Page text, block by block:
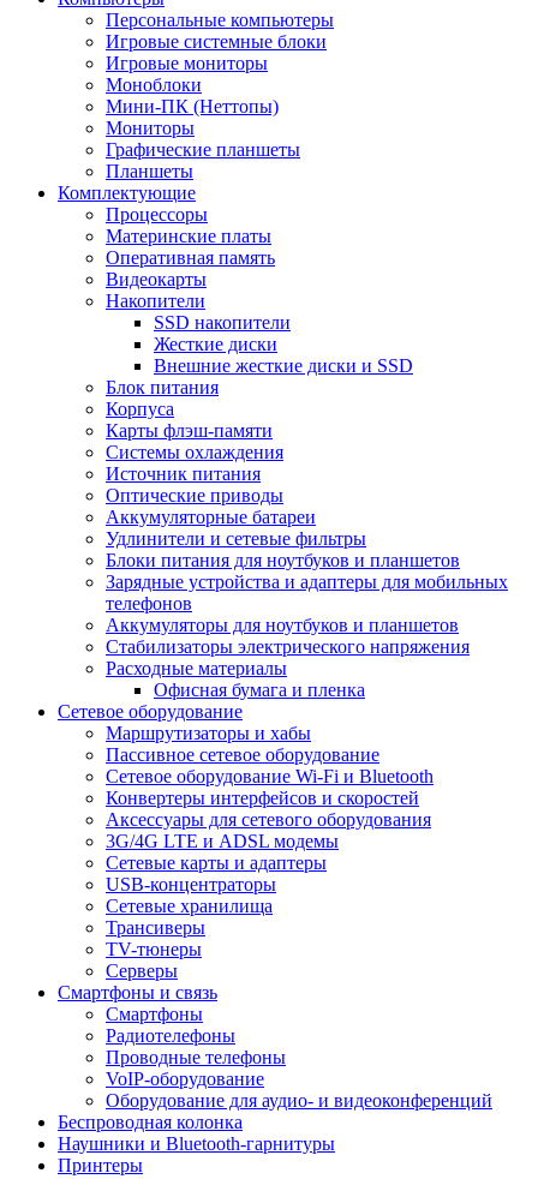
Персональные компьютеры
Игровые системные блоки
Игровые мониторы
Моноблоки
Мини-ПК (Неттопы)
Мониторы
Графические планшеты
Планшеты
Комплектующие
Процессоры
Материнские платы
Оперативная память
Видеокарты
Накопители
SSD накопители
Жесткие диски
Внешние жесткие диски и SSD
Блок питания
Корпуса
Карты флэш-памяти
Системы охлаждения
Источник питания
Оптические приводы
Аккумуляторные батареи
Удлинители и сетевые фильтры
Блоки питания для ноутбуков и планшетов
Зарядные устройства и адаптеры для мобильных
телефонов
Аккумуляторы для ноутбуков и планшетов
Стабилизаторы электрического напряжения
Расходные материалы
Офисная бумага и пленка
Сетевое оборудование
Маршрутизаторы и хабы
Пассивное сетевое оборудование
Сетевое оборудование Wi-Fi и Bluetooth
Конвертеры интерфейсов и скоростей
Аксессуары для сетевого оборудования
3G/4G LTE и ADSL модемы
Сетевые карты и адаптеры
USB-концентраторы
Сетевые хранилища
Трансиверы
TV-тюнеры
Серверы
Смартфоны и связь
Смартфоны
Радиотелефоны
Проводные телефоны
VoIP-оборудование
Оборудование для аудио- и видеоконференций
Беспроводная колонка
Наушники и Bluetooth-гарнитуры
Принтеры